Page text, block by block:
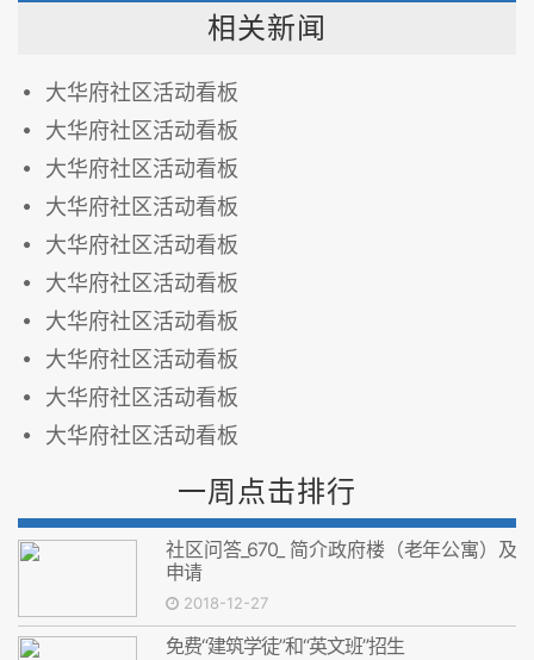
相关新闻
大华府社区活动看板
大华府社区活动看板
大华府社区活动看板
大华府社区活动看板
大华府社区活动看板
大华府社区活动看板
大华府社区活动看板
大华府社区活动看板
大华府社区活动看板
大华府社区活动看板
一周点击排行
社区问答_670_ 简介政府楼（老年公寓）及
申请
2018-12-27
免费“建筑学徒”和“英文班”招生